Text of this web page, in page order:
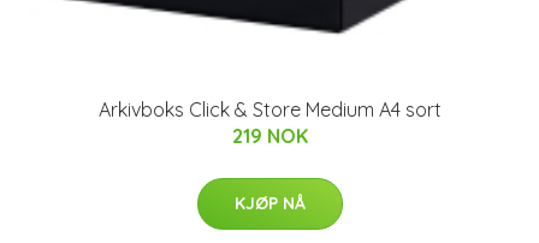
Arkivboks Click & Store Medium A4 sort
219 NOK
KJØP NÅ